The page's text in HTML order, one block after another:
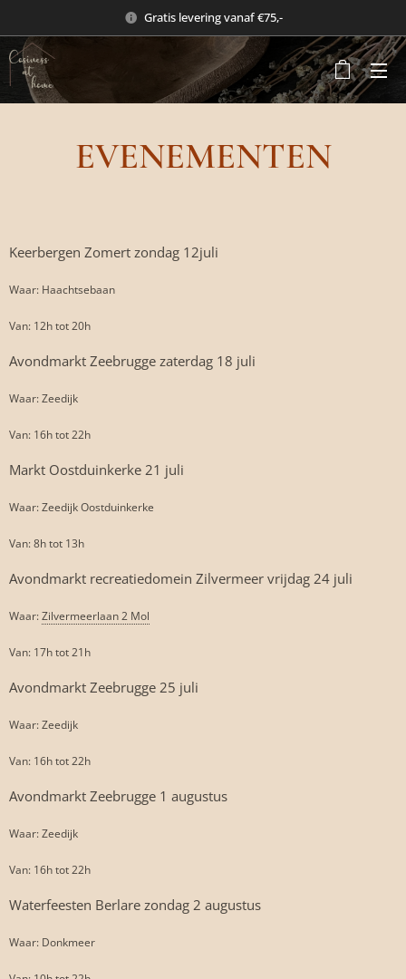
Gratis levering vanaf €75,-
EVENEMENTEN
Keerbergen Zomert zondag 12juli
Waar: Haachtsebaan
Van: 12h tot 20h
Avondmarkt Zeebrugge zaterdag 18 juli
Waar: Zeedijk
Van: 16h tot 22h
Markt Oostduinkerke 21 juli
Waar: Zeedijk Oostduinkerke
Van: 8h tot 13h
Avondmarkt recreatiedomein Zilvermeer vrijdag 24 juli
Waar:Zilvermeerlaan 2 Mol
Van: 17h tot 21h
Avondmarkt Zeebrugge 25 juli
Waar: Zeedijk
Van: 16h tot 22h
Avondmarkt Zeebrugge 1 augustus
Waar: Zeedijk
Van: 16h tot 22h
Waterfeesten Berlare zondag 2 augustus
Waar: Donkmeer